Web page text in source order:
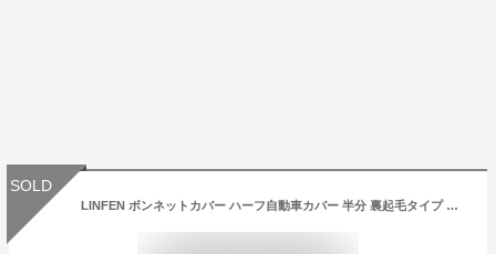
SOLD
LINFEN ボンネットカバー ハーフ自動車カバー 半分 裏起毛タイプ 防水防雪防紫外線防塵 日焼け防止 フロントガラス・ヘッドライト保護 四季対応 冬夏兼用（遮光断熱・凍結防止） (オフロード車用/SUV-Lサイズ)